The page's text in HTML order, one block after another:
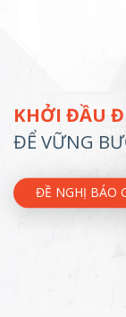
KHỞI ĐẦU
ĐỂ VỮNG
ĐỀ NGHỊ BÁO